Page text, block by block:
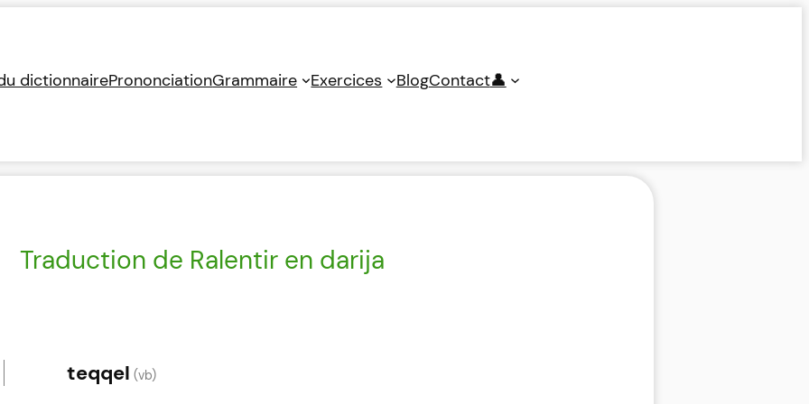
dictionnairePrononciationGrammaire Exercices BlogContact👤
Traduction de Ralentir en darija
teqqel (vb)